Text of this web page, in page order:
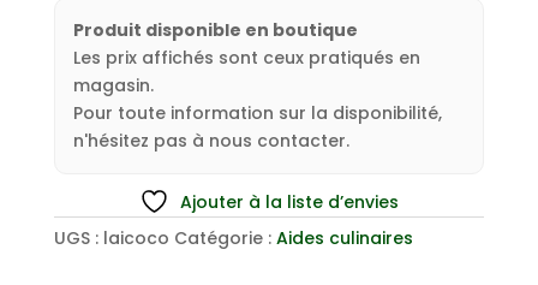
Produit disponible en boutique
Les prix affichés sont ceux pratiqués en
magasin.
Pour toute information sur la disponibilité,
n'hésitez pas à nous contacter.
Ajouter à la liste d’envies
UGS : laicoco Catégorie : Aides culinaires